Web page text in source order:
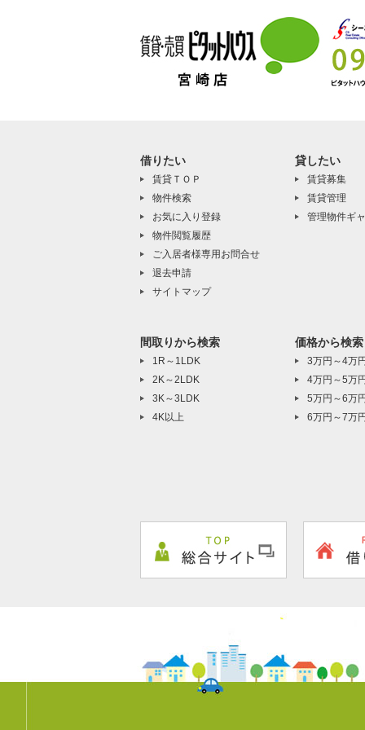
借りたい
賃貸ＴＯＰ
物件検索
お気に入り登録
物件閲覧履歴
ご入居者様専用お問合せ
退去申請
サイトマップ
貸したい
賃貸募集
賃貸管理
管理物件ギ
間取りから検索
1R～1LDK
2K～2LDK
3K～3LDK
4K以上
価格から検索
3万円～4万
4万円～5万
5万円～6万
6万円～7万